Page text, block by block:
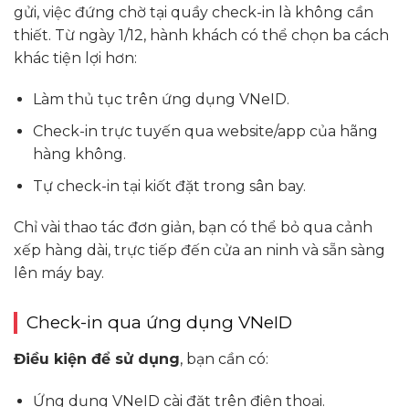
gửi, việc đứng chờ tại quầy check-in là không cần
thiết. Từ ngày 1/12, hành khách có thể chọn ba cách
khác tiện lợi hơn:
Làm thủ tục trên ứng dụng VNeID.
Check-in trực tuyến qua website/app của hãng
hàng không.
Tự check-in tại kiốt đặt trong sân bay.
Chỉ vài thao tác đơn giản, bạn có thể bỏ qua cảnh
xếp hàng dài, trực tiếp đến cửa an ninh và sẵn sàng
lên máy bay.
Check-in qua ứng dụng VNeID
Điều kiện để sử dụng, bạn cần có:
Ứng dụng VNeID cài đặt trên điện thoại.